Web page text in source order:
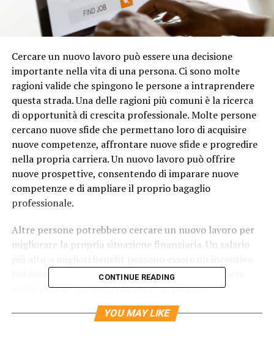
Cercare un nuovo lavoro può essere una decisione
importante nella vita di una persona. Ci sono molte
ragioni valide che spingono le persone a intraprendere
questa strada. Una delle ragioni più comuni è la ricerca
di opportunità di crescita professionale. Molte persone
cercano nuove sfide che permettano loro di acquisire
nuove competenze, affrontare nuove sfide e progredire
nella propria carriera. Un nuovo lavoro può offrire
nuove prospettive, consentendo di imparare nuove
competenze e di ampliare il proprio bagaglio
professionale.
Altre persone potrebbero cercare un nuovo lavoro per
migliorare la propria situazione finanziaria. Un salario
potente per cambiare lavoro. Le persone potrebbero
anche cercare un nuovo lavoro se si sentono
sottovalutate o non apprezzate nel loro lavoro attuale.
Un ambiente lavorativo tossico o una mancanza di
CONTINUE READING
YOU MAY LIKE